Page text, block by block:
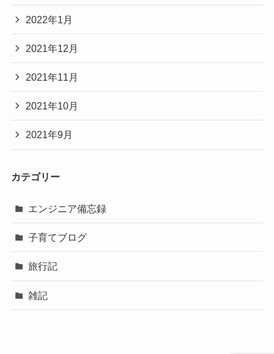
2022年1月
2021年12月
2021年11月
2021年10月
2021年9月
カテゴリー
エンジニア備忘録
子育てブログ
旅行記
雑記